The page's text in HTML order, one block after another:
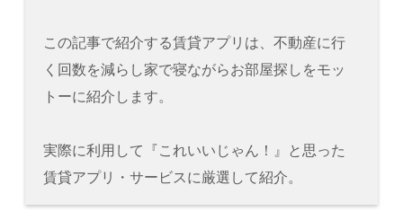
この記事で紹介する賃貸アプリは、不動産に行
く回数を減らし家で寝ながらお部屋探しをモッ
トーに紹介します。
実際に利用して『これいいじゃん！』と思った
賃貸アプリ・サービスに厳選して紹介。